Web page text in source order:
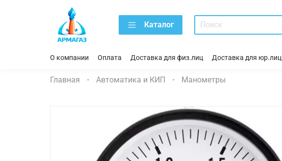
Каталог
О компании Оплата Доставка для физ.лиц Доставка для юр.лиц
Главная Автоматика и КИП Манометры